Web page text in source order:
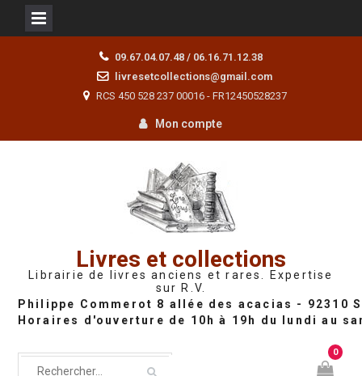
09.67.04.07.48 / 06.16.71.12.38
livresetcollections@gmail.com
RCS 450 528 237 00016 - FR12450528237
Mon compte
Livres et collections
Librairie de livres anciens et rares. Expertise
sur R.V.
0